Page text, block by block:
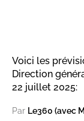
Voici les
Direction
22 juillet 2025:
Par Le360 (avec